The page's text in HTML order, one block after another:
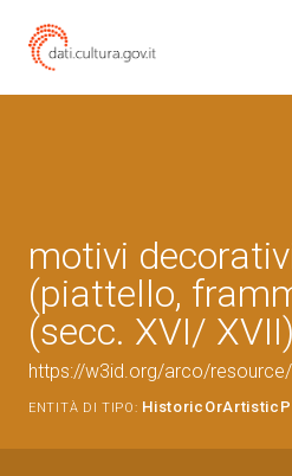
motivi
(piattello,
(secc. XVI/ XVII)
https://w3id.org/arco/
ENTITÀ DI TIPO: